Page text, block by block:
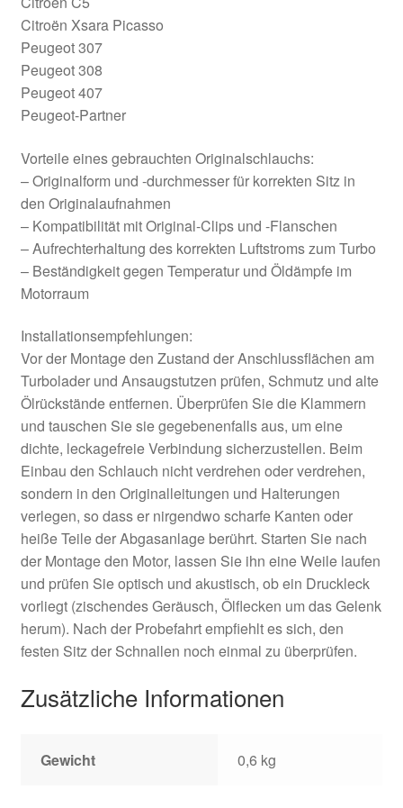
Citroën Xsara Picasso
Peugeot 307
Peugeot 308
Peugeot 407
Peugeot-Partner
Vorteile eines gebrauchten Originalschlauchs:
– Originalform und -durchmesser für korrekten Sitz in
den Originalaufnahmen
– Kompatibilität mit Original-Clips und -Flanschen
– Aufrechterhaltung des korrekten Luftstroms zum Turbo
– Beständigkeit gegen Temperatur und Öldämpfe im
Motorraum
Installationsempfehlungen:
Vor der Montage den Zustand der Anschlussflächen am
Turbolader und Ansaugstutzen prüfen, Schmutz und alte
Ölrückstände entfernen. Überprüfen Sie die Klammern
und tauschen Sie sie gegebenenfalls aus, um eine
dichte, leckagefreie Verbindung sicherzustellen. Beim
Einbau den Schlauch nicht verdrehen oder verdrehen,
sondern in den Originalleitungen und Halterungen
verlegen, so dass er nirgendwo scharfe Kanten oder
heiße Teile der Abgasanlage berührt. Starten Sie nach
der Montage den Motor, lassen Sie ihn eine Weile laufen
und prüfen Sie optisch und akustisch, ob ein Druckleck
vorliegt (zischendes Geräusch, Ölflecken um das Gelenk
herum). Nach der Probefahrt empfiehlt es sich, den
festen Sitz der Schnallen noch einmal zu überprüfen.
Zusätzliche Informationen
Gewicht 0,6 kg